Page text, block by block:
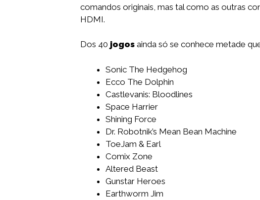
comandos originais, mas tal como as outras
HDMI.
Dos 40 jogos ainda só se conhece metade
Sonic The Hedgehog
Ecco The Dolphin
Castlevanis: Bloodlines
Space Harrier
Shining Force
Dr. Robotnik’s Mean Bean Machine
ToeJam & Earl
Comix Zone
Altered Beast
Gunstar Heroes
Earthworm Jim